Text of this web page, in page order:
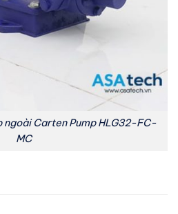
ngoài Carten Pump HLG32-FC-
MC